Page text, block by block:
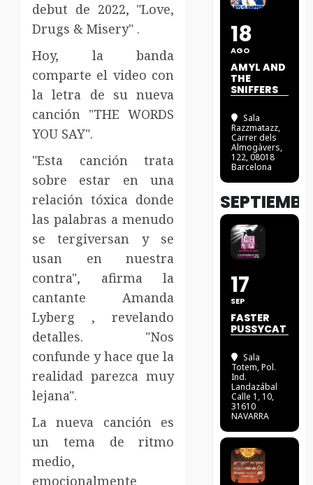
debut de 2022, "Love,
Drugs & Misery" .
Hoy, la banda
comparte el video con
la letra de su nueva
canción "THE WORDS
YOU SAY".
"Esta canción trata
sobre estar en una
relación tóxica donde
las palabras a menudo
se tergiversan y se
usan en nuestra
contra", afirma la
cantante Amanda
Lyberg , revelando
detalles. "Nos
confunde y hace que la
realidad parezca muy
lejana".
La nueva canción es
un tema de ritmo
medio,
emocionalmente
18
AGO
AMYL AND
THE
SNIFFERS
Sala
Razzmatazz,
Carrer dels
Almogàvers,
122, 08018
Barcelona
17
SEP
FASTER
PUSSYCAT
Sala
Totem, Pol.
Ind.
Landazábal
Calle 1, 10,
31610
NAVARRA